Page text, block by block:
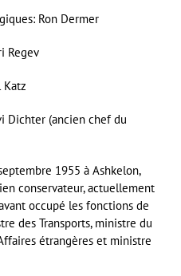
Ron Dermer
Regev
Katz
Dichter (ancien chef du
1955 à Ashkelon,
conservateur, actuellement
occupé les fonctions de
des Transports, ministre du
étrangères et ministre